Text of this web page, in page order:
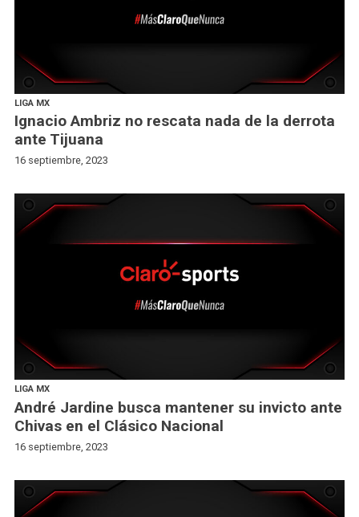
LIGA MX
Ignacio Ambriz no rescata nada de la derrota
ante Tijuana
16 septiembre, 2023
LIGA MX
André Jardine busca mantener su invicto ante
Chivas en el Clásico Nacional
16 septiembre, 2023